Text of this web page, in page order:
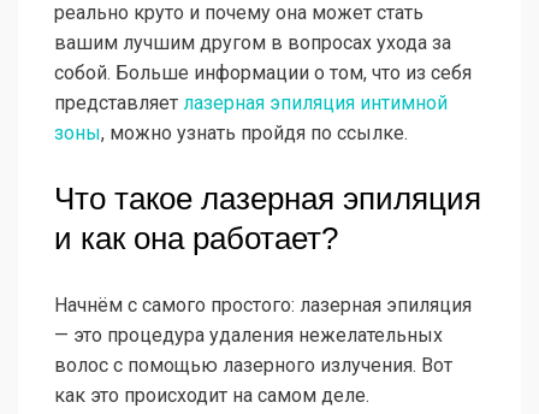
реально круто и почему она может стать
вашим лучшим другом в вопросах ухода за
собой. Больше информации о том, что из себя
представляет лазерная эпиляция интимной
зоны, можно узнать пройдя по ссылке.
Что такое лазерная эпиляция
и как она работает?
Начнём с самого простого: лазерная эпиляция
— это процедура удаления нежелательных
волос с помощью лазерного излучения. Вот
как это происходит на самом деле.